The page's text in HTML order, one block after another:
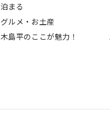
泊まる
グルメ・お土産
木島平のここが魅力！